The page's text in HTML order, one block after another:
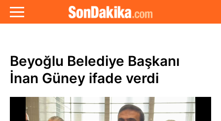
Beyoğlu Belediye Başkanı
İnan Güney ifade verdi